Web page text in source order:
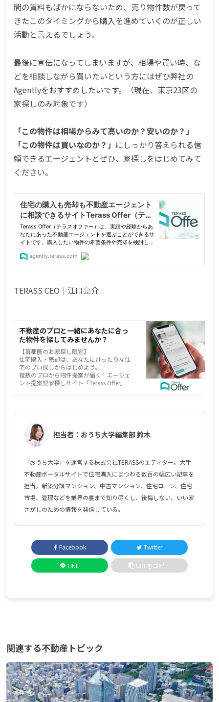
間の賃料もばかにならないため、売り物件数が戻って
きたこのタイミングから購入を進めていくのが正しい
活動と言えるでしょう。
最後に宣伝になってしまいますが、相場や買い時、な
どを相談しながら買いたいという方にはぜひ弊社の
Agentlyをおすすめしたいです。（現在、東京23区の
家探しのみ対象です）
「この物件は相場からみて高いのか？安いのか？」
「この物件は買いなのか？」 にしっかり答えられる信
頼できるエージェントとぜひ、家探しをはじめてみて
ください。
TERASS CEO｜江口亮介
不動産のプロと一緒にあなたに合っ
た物件を探してみませんか？
【首都圏のお家探し限定】
住宅購入・売却は、あなたにぴったりな住
宅のプロ探しからはじめよう。
複数のプロから物件提案が届く！エージェ
ント提案型家探しサイト「Terass Offer」
担当者：おうち大学編集部 鈴木
「おうち大学」を運営する株式会社TERASSのエディター。大手
不動産ポータルサイトで住宅購入にまつわる数百の幅広い記事を
担当。新築分譲マンション、中古マンション、住宅ローン、住宅
市場、管理などを業界の裏まで知り尽くし、後悔しない、いい家
さがしのための情報を発信している。
Facebook Twitter
LINE URLをコピー
関連する不動産トピック